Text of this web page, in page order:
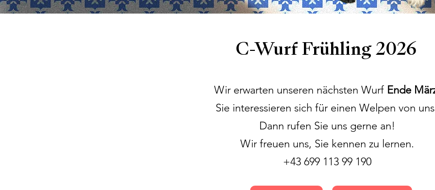
C-Wurf Frühling 2026
Wir erwarten unseren nächsten Wurf Ende
Sie interessieren sich für einen Welpen von
Dann rufen Sie uns gerne an!
Wir freuen uns, Sie kennen zu lernen.
+43 699 113 99 190